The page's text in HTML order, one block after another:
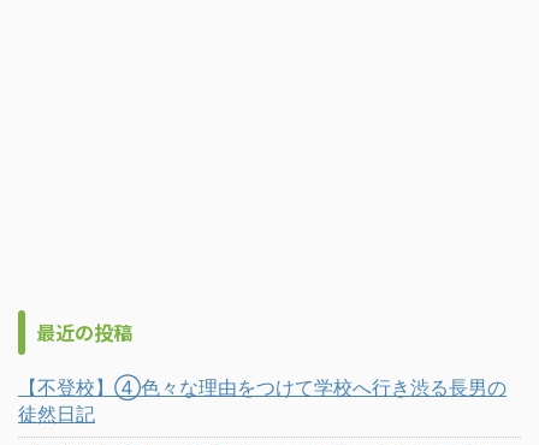
最近の投稿
【不登校】④色々な理由をつけて学校へ行き渋る長男の
徒然日記